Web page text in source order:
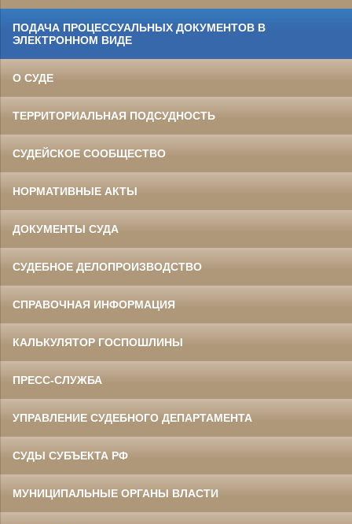
ПОДАЧА ПРОЦЕССУАЛЬНЫХ ДОКУМЕНТОВ В
ЭЛЕКТРОННОМ ВИДЕ
О СУДЕ
ТЕРРИТОРИАЛЬНАЯ ПОДСУДНОСТЬ
СУДЕЙСКОЕ СООБЩЕСТВО
НОРМАТИВНЫЕ АКТЫ
ДОКУМЕНТЫ СУДА
СУДЕБНОЕ ДЕЛОПРОИЗВОДСТВО
СПРАВОЧНАЯ ИНФОРМАЦИЯ
КАЛЬКУЛЯТОР ГОСПОШЛИНЫ
ПРЕСС-СЛУЖБА
УПРАВЛЕНИЕ СУДЕБНОГО ДЕПАРТАМЕНТА
СУДЫ СУБЪЕКТА РФ
МУНИЦИПАЛЬНЫЕ ОРГАНЫ ВЛАСТИ